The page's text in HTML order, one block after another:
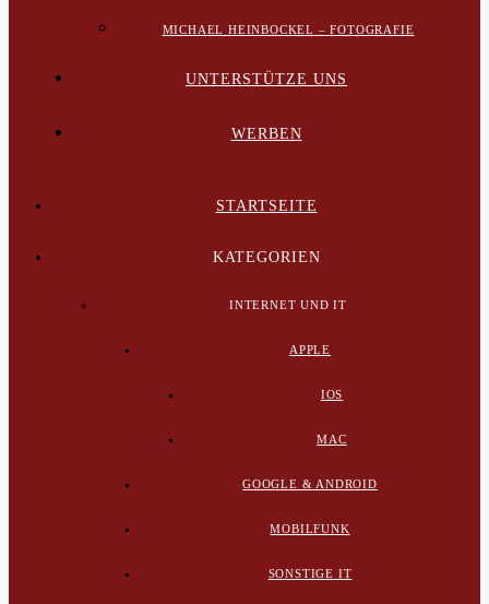
MICHAEL HEINBOCKEL – FOTOGRAFIE
UNTERSTÜTZE UNS
WERBEN
STARTSEITE
KATEGORIEN
INTERNET UND IT
APPLE
IOS
MAC
GOOGLE & ANDROID
MOBILFUNK
SONSTIGE IT